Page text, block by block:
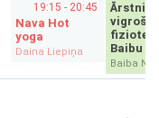
19:15 - 20:45
Nava Hot
yoga
Daina Liepiņa
Baibu
Baiba